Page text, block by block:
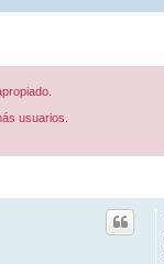
usuarios.